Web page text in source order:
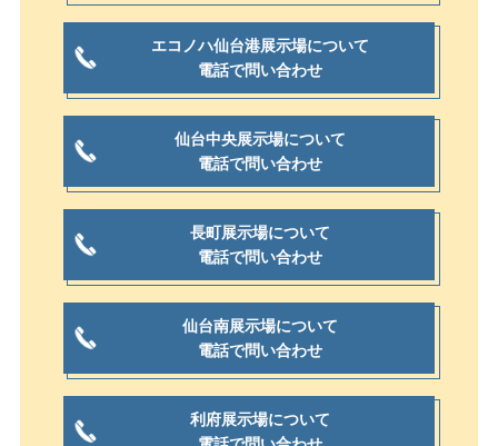
エコノハ仙台港展示場について
電話で問い合わせ
仙台中央展示場について
電話で問い合わせ
長町展示場について
電話で問い合わせ
仙台南展示場について
電話で問い合わせ
利府展示場について